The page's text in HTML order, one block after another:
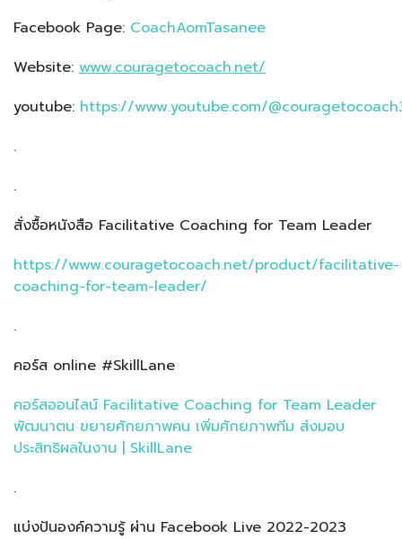
Facebook Page: CoachAomTasanee
Website: www.couragetocoach.net/
youtube: https://www.youtube.com/
.
.
สั่งซื้อหนังสือ Facilitative Coaching for Team Leader
https://www.couragetocoach.net/product/facilitative-
coaching-for-team-leader/
.
คอร์ส online #SkillLane
คอร์สออนไลน์ Facilitative Coaching for Team Leader
พัฒนาตน ขยายศักยภาพคน เพิ่มศักยภาพทีม ส่งมอบ
ประสิทธิผลในงาน | SkillLane
.
แบ่งปันองค์ความรู้ ผ่าน Facebook Live 2022-2023